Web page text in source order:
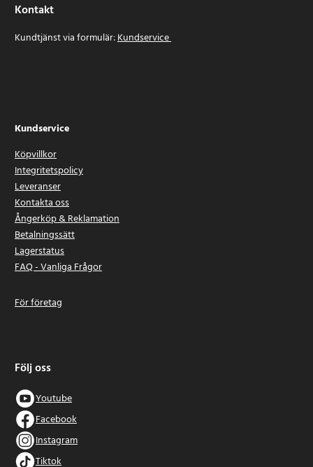
Kontakt
Kundtjänst via formulär:Kundservice
Kundservice
Köpvillkor
Integritetspolicy
Leveranser
Kontakta oss
Ångerköp & Reklamation
Betalningssätt
Lagerstatus
FAQ - Vanliga Frågor
För företag
Följ oss
Youtube
Facebook
Instagram
Tiktok